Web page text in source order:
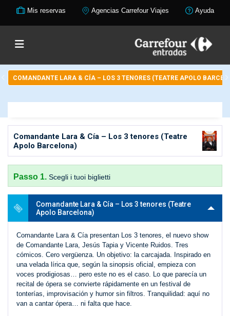
Mis reservas Agencias Carrefour Viajes Ayuda
COMANDANTE LARA & CÍA – LOS 3 TENORES (TEATRE APOLO
Comandante Lara & Cía – Los 3 tenores (Teatre
Apolo Barcelona)
Passo 1. Scegli i tuoi biglietti
Comandante Lara & Cía – Los 3 tenores (Teatre
Apolo Barcelona)
Comandante Lara & Cía presentan Los 3 tenores, el nuevo show
de Comandante Lara, Jesús Tapia y Vicente Ruidos. Tres
cómicos. Cero vergüenza. Un objetivo: la carcajada. Inspirado en
una velada lírica que, según la sinopsis oficial, empieza con
voces prodigiosas… pero este no es el caso. Lo que parecía un
recital de ópera se convierte rápidamente en un festival de
tonterías, improvisación y humor sin filtros. Tranquilidad: aquí no
van a cantar ópera… ni falta que hace.